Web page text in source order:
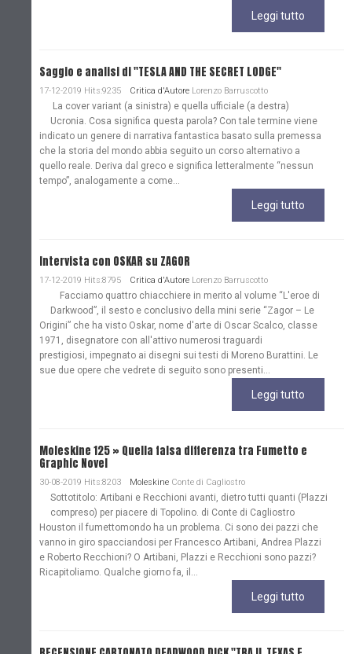
Leggi tutto
Saggio e analisi di "TESLA AND THE SECRET LODGE"
17-12-2019 Hits:9235 Critica d'Autore Lorenzo Barruscotto
La cover variant (a sinistra) e quella ufficiale (a destra)
Ucronia. Cosa significa questa parola? Con tale termine viene
indicato un genere di narrativa fantastica basato sulla premessa
che la storia del mondo abbia seguito un corso alternativo a
quello reale. Deriva dal greco e significa letteralmente “nessun
tempo”, analogamente a come...
Leggi tutto
Intervista con OSKAR su ZAGOR
17-12-2019 Hits:8795 Critica d'Autore Lorenzo Barruscotto
Facciamo quattro chiacchiere in merito al volume “L'eroe di
Darkwood”, il sesto e conclusivo della mini serie “Zagor – Le
Origini” che ha visto Oskar, nome d'arte di Oscar Scalco, classe
1971, disegnatore con all'attivo numerosi traguardi
prestigiosi, impegnato ai disegni sui testi di Moreno Burattini. Le
sue due opere che vedrete di seguito sono presenti...
Leggi tutto
Moleskine 125 » Quella falsa differenza tra Fumetto e
Graphic Novel
30-08-2019 Hits:8203 Moleskine Conte di Cagliostro
Sottotitolo: Artibani e Recchioni avanti, dietro tutti quanti (Plazzi
compreso) per piacere di Topolino. di Conte di Cagliostro
Houston il fumettomondo ha un problema. Ci sono dei pazzi che
vanno in giro spacciandosi per Francesco Artibani, Andrea Plazzi
e Roberto Recchioni? O Artibani, Plazzi e Recchioni sono pazzi?
Ricapitoliamo. Qualche giorno fa, il...
Leggi tutto